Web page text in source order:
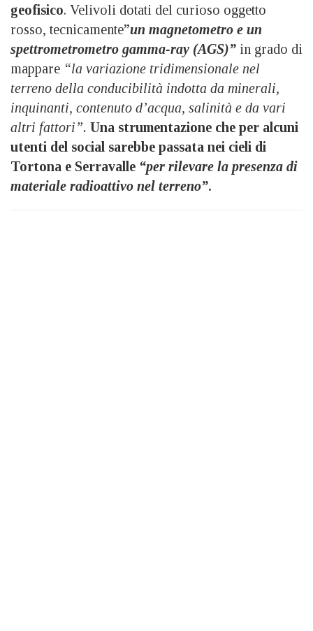
geofisico. Velivoli dotati del curioso oggetto
rosso, tecnicamente”un magnetometro e un
spettrometrometro gamma-ray (AGS)” in grado di
mappare “la variazione tridimensionale nel
terreno della conducibilità indotta da minerali,
inquinanti, contenuto d’acqua, salinità e da vari
altri fattori”. Una strumentazione che per alcuni
utenti del social sarebbe passata nei cieli di
Tortona e Serravalle “per rilevare la presenza di
materiale radioattivo nel terreno”.